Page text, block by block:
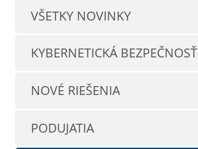
VŠETKY NOVINKY
KYBERNETICKÁ BEZPEČNOSŤ
NOVÉ RIEŠENIA
PODUJATIA